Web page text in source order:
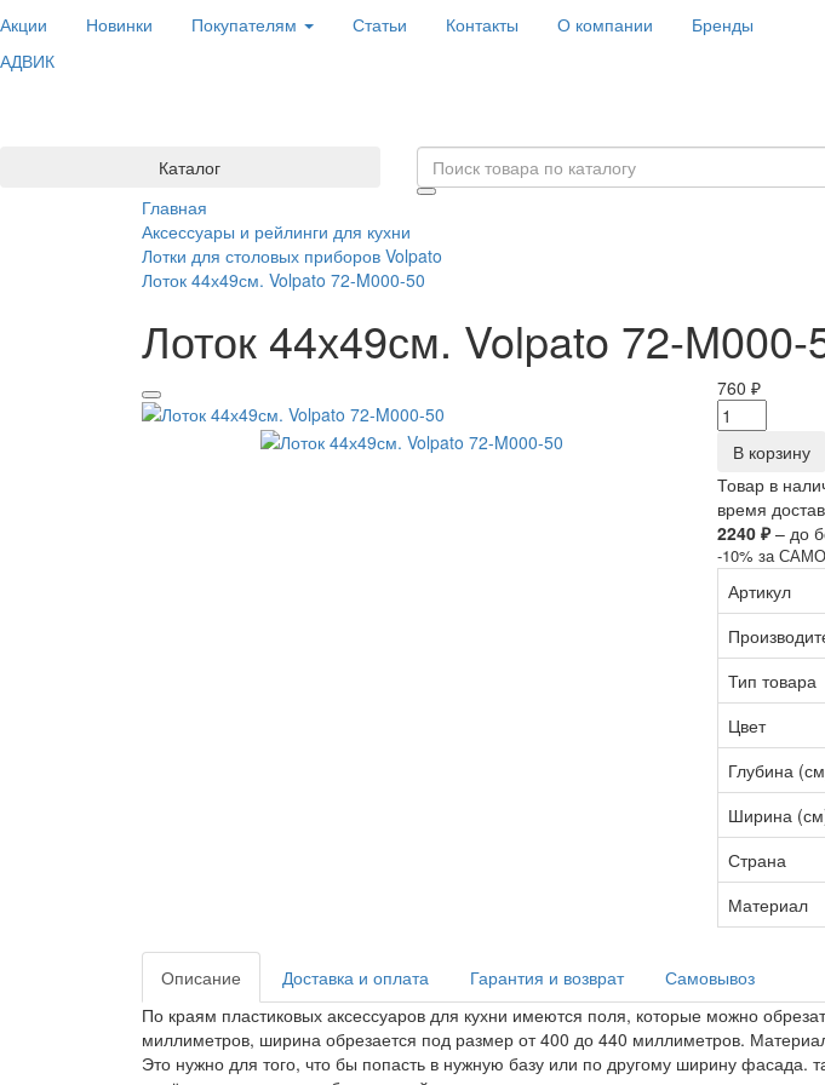
Акции Новинки Покупателям Статьи Контакты О компании Бренды
АДВИК
Каталог
Главная
Аксессуары и рейлинги для кухни
Лотки для столовых приборов Volpato
Лоток 44х49см. Volpato 72-M000-50
Лоток 44х49см. Volpato 72-M000-
760 ₽
В корзину
Товар в
время
2240 ₽– до
-10% за
Артикул
Тип товара
Цвет
Глубина
Ширина
Страна
Материал
Описание Доставка и оплата Гарантия и возврат
Самовывоз
По краям пластиковых аксессуаров для кухни имеются поля, которые можно
миллиметров, ширина обрезается под размер от 400 до 440 миллиметров.
Это нужно для того, что бы попасть в нужную базу или по другому ширину